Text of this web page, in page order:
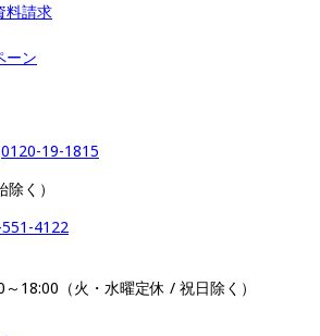
料請求
ーン
0120-19-1815
く）
4122
18:00（火・水曜定休 / 祝日除く）